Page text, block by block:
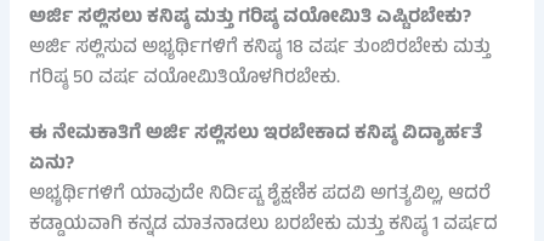
ಅರ್ಜಿ ಸಲ್ಲಿಸಲು ಕನಿಷ್ಠ ಮತ್ತು ಗರಿಷ್ಠ ವಯೋಮಿತಿ ಎಷ್ಟಿರಬೇಕು?
ಅರ್ಜಿ ಸಲ್ಲಿಸುವ ಅಭ್ಯರ್ಥಿಗಳಿಗೆ ಕನಿಷ್ಠ 18 ವರ್ಷ ತುಂಬಿರಬೇಕು ಮತ್ತು
ಗರಿಷ್ಠ 50 ವರ್ಷ ವಯೋಮಿತಿಯೊಳಗಿರಬೇಕು.
ಈ ನೇಮಕಾತಿಗೆ ಅರ್ಜಿ ಸಲ್ಲಿಸಲು ಇರಬೇಕಾದ ಕನಿಷ್ಠ ವಿದ್ಯಾರ್ಹತೆ
ಏನು?
ಅಭ್ಯರ್ಥಿಗಳಿಗೆ ಯಾವುದೇ ನಿರ್ದಿಷ್ಟ ಶೈಕ್ಷಣಿಕ ಪದವಿ ಅಗತ್ಯವಿಲ್ಲ, ಆದರೆ
ಕಡ್ಡಾಯವಾಗಿ ಕನ್ನಡ ಮಾತನಾಡಲು ಬರಬೇಕು ಮತ್ತು ಕನಿಷ್ಠ 1 ವರ್ಷದ